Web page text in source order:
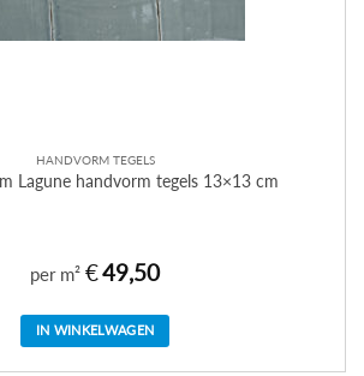
HANDVORM TEGELS
Lagune handvorm tegels 13×13 cm
per m² €49,50
IN WINKELWAGEN